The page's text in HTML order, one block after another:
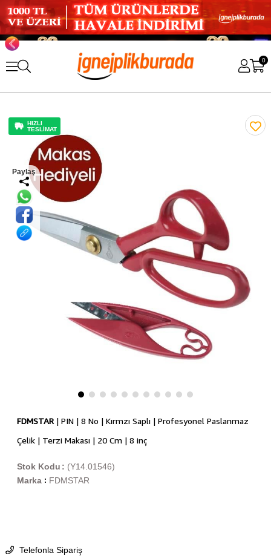
0
HIZLI
TESLİMAT
Paylaş
FDMSTAR| PIN | 8 No | Kırmzı Saplı | Profesyonel Paslanmaz
Çelik | Terzi Makası | 20 Cm | 8 inç
(Y14.01546)
Stok Kodu
Marka : FDMSTAR
Telefonla Sipariş